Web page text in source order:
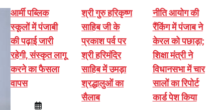
आर्मी पब्लिक
स्कूलों में पंजाबी
की पढ़ाई जारी
रहेगी, संस्कृत लागू
करने का फैसला
वापस
श्री गुरु हरिकृष्ण
साहिब जी के
प्रकाश पर्व पर
श्री हरिमंदिर
साहिब में उमड़ा
श्रद्धालुओं का
सैलाब
नीति आयोग की
रैंकिंग में पंजाब ने
केरल को पछाड़ा;
शिक्षा मंत्री ने
विधानसभा में चार
सालों का रिपोर्ट
कार्ड पेश किया